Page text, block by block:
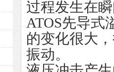
过程发生在
ATOS先导式
的变化很大
振动。